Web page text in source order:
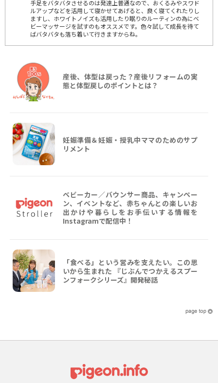
手足をバタバタさせるのは発達上普通なので、おくるみやスワド
ルアップなどを活用して寝かせてあげると、良く寝てくれたりし
ますし、ホワイトノイズも活用したり眠りのルーティンの為にベ
ビーマッサージを試すのもオススメです。色々試して成長を待て
ばバタバタも落ち着いて行きますからね。
産後、体型は戻った？産後リフォームの実
態と体型戻しのポイントとは？
妊娠準備＆妊娠・授乳中ママのためのサプ
リメント
ベビーカー／バウンサー商品、キャンペー
ン、イベントなど、赤ちゃんとの楽しいお
出かけや暮らしをお手伝いする情報を
Instagramで配信中！
「食べる」という営みを支えたい。この思
いから生まれた 『じぶんでつかえるスプー
ンフォークシリーズ』開発秘話